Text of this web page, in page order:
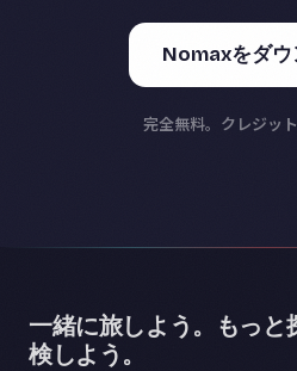
Nomaxをダウ
完全無料。クレジッ
一緒に旅しよう。もっと
検しよう。